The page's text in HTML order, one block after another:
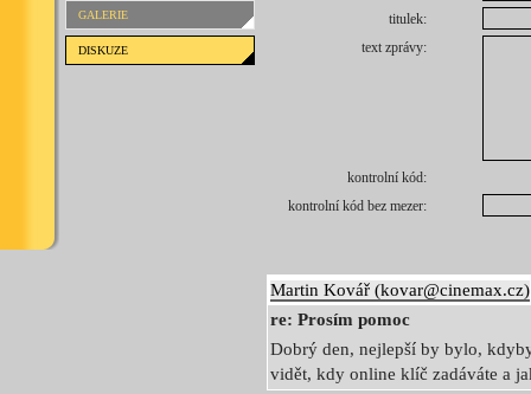
GALERIE
DISKUZE
titulek:
text zprávy:
kontrolní kód:
kontrolní kód bez mezer:
Martin Kovář (kovar@cinemax.cz)
re: Prosím pomoc
Dobrý den, nejlepší by bylo,
vidět, kdy online klíč zadáváte a